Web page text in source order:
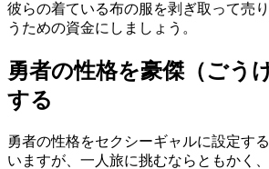
彼らの着ている布の服を剥ぎ取って売
うための資金にしましょう。
勇者の性格を豪傑（ごう
する
勇者の性格をセクシーギャルに設定す
いますが、一人旅に挑むならともかく